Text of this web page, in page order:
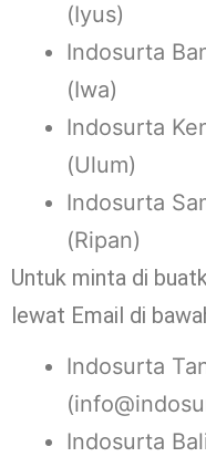
(Iyus)
Indosurta
(Iwa)
Indosurta
(Ulum)
Indosurta
(Ripan)
Untuk minta di
lewat Email di
Indosurta
Indosurta